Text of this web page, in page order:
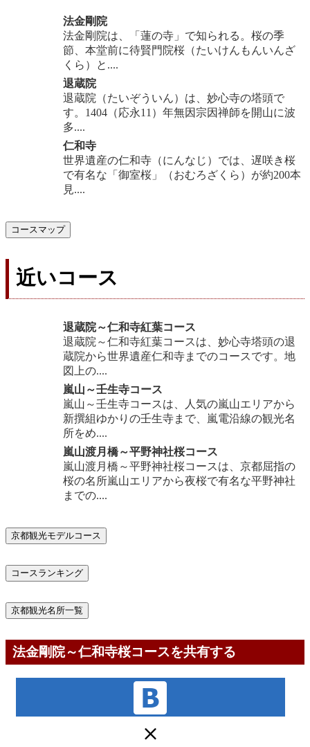
法金剛院
法金剛院は、「蓮の寺」で知られる。桜の季
節、本堂前に待賢門院桜（たいけんもんいんざ
くら）と....
退蔵院
退蔵院（たいぞういん）は、妙心寺の塔頭で
す。1404（応永11）年無因宗因禅師を開山に波
多....
仁和寺
世界遺産の仁和寺（にんなじ）では、遅咲き桜
で有名な「御室桜」（おむろざくら）が約200本
見....
コースマップ
近いコース
退蔵院～仁和寺紅葉コース
退蔵院～仁和寺紅葉コースは、妙心寺塔頭の退
蔵院から世界遺産仁和寺までのコースです。地
図上の....
嵐山～壬生寺コース
嵐山～壬生寺コースは、人気の嵐山エリアから
新撰組ゆかりの壬生寺まで、嵐電沿線の観光名
所をめ....
嵐山渡月橋～平野神社桜コース
嵐山渡月橋～平野神社桜コースは、京都屈指の
桜の名所嵐山エリアから夜桜で有名な平野神社
までの....
京都観光モデルコース
コースランキング
京都観光名所一覧
法金剛院～仁和寺桜コースを共有する